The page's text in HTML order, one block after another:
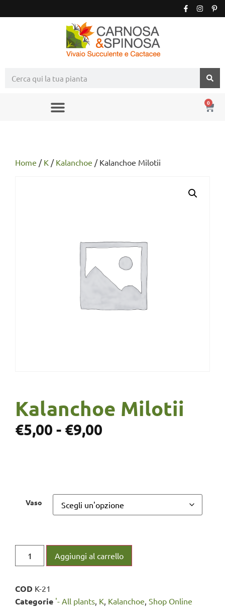
0
Home / K / Kalanchoe / Kalanchoe Milotii
Kalanchoe Milotii
€5,00 - €9,00
Vaso
Aggiungi al carrello
COD K-21
Categorie '- All plants K Kalanchoe Shop Online